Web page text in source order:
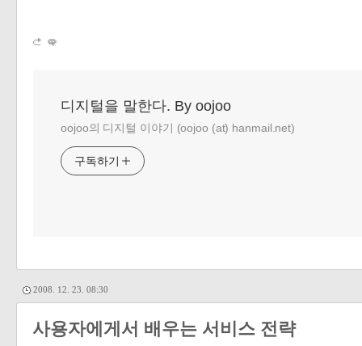
디지털을 말한다. By oojoo
oojoo의 디지털 이야기 (oojoo (at) hanmail.net)
구독하기
2008. 12. 23. 08:30
사용자에게서 배우는 서비스 전략